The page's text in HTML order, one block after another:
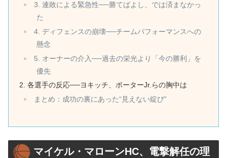
3. 連敗による緊急性──勝てばよし、では済まなかっ
た
4. ディフェンスの崩壊──チームパフォーマンスへの
懸念
5. オーナーの介入──過去の栄光より「今の勝利」を
優先
各選手の反応──ヨキッチ、ポーターJr.らの胸中は
まとめ：成功の裏にあった“見えない綻び”
マイケル・マローンHC、電撃解任の理